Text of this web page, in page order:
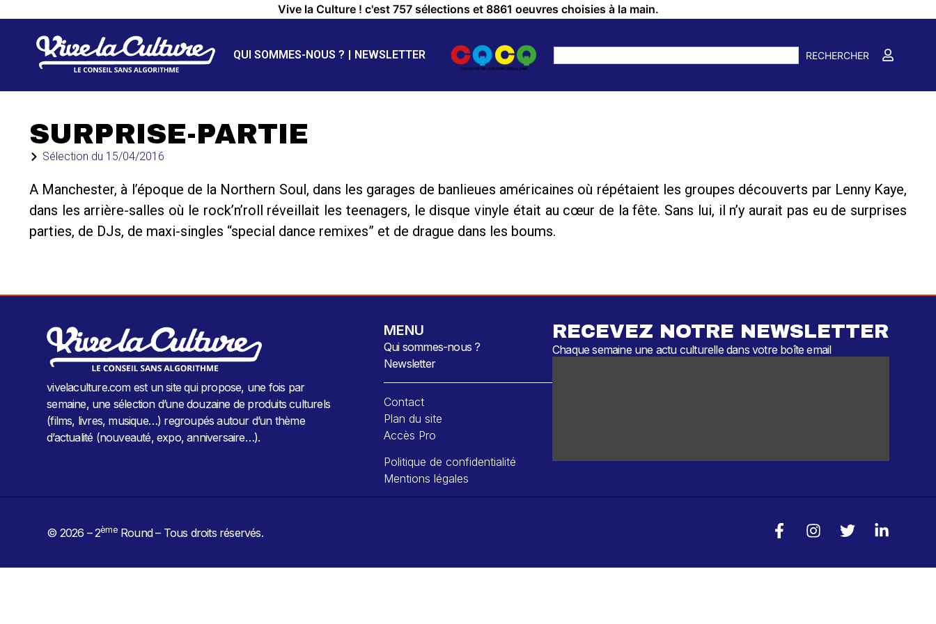
Vive la Culture ! c'est 757 sélections et 8861 oeuvres choisies à la main.
QUI SOMMES-NOUS ? NEWSLETTER RECHERCHER
SURPRISE-PARTIE
Sélection du 15/04/2016
A Manchester, à l’époque de la Northern Soul, dans les garages de banlieues américaines où répétaient les groupes découverts par Lenny Kaye,
dans les arrière-salles où le rock’n’roll réveillait les teenagers, le disque vinyle était au cœur de la fête. Sans lui, il n’y aurait pas eu de surprises
parties, de DJs, de maxi-singles “special dance remixes” et de drague dans les boums.
vivelaculture.com est un site qui propose, une fois par
semaine, une sélection d’une douzaine de produits culturels
(films, livres, musique…) regroupés autour d’un thème
d’actualité (nouveauté, expo, anniversaire…).
MENU
Qui sommes-nous ?
Newsletter
Contact
Plan du site
Accès Pro
Politique de confidentialité
Mentions légales
RECEVEZ NOTRE NEWSLETTER
Chaque semaine une actu culturelle dans votre boîte email
© 2026 – 2èmeRound – Tous droits réservés.